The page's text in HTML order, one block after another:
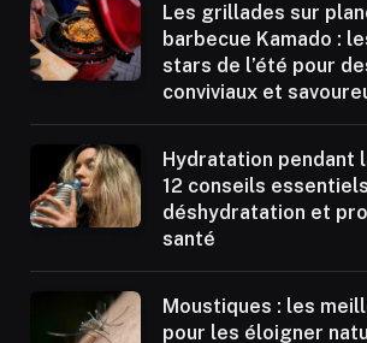
Les grillades sur
barbecue Kamado :
stars de l’été pour
conviviaux et
Hydratation pendant
12 conseils
déshydratation et
santé
Moustiques : les
pour les éloigner